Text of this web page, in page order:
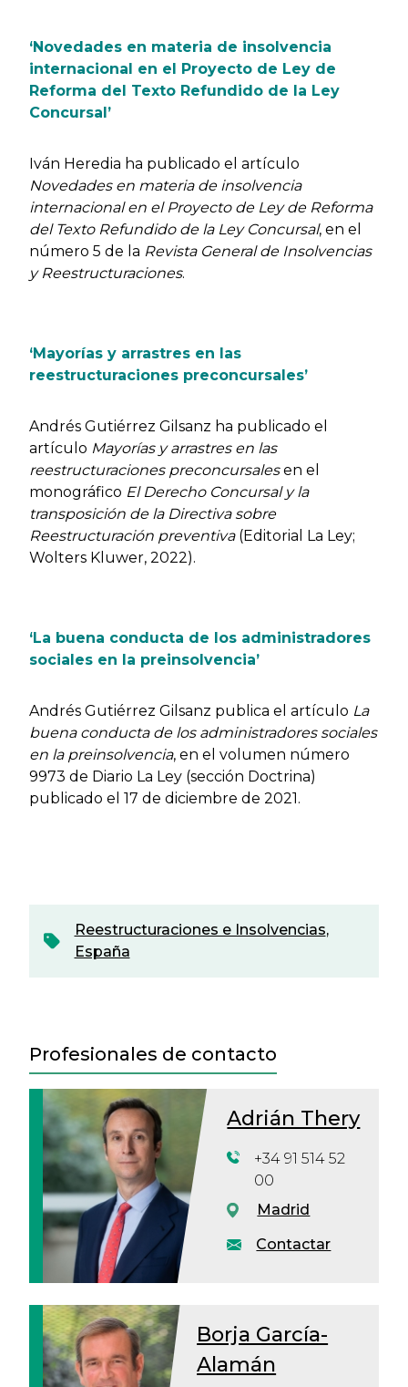
‘Novedades en materia de insolvencia
internacional en el Proyecto de Ley de
Reforma del Texto Refundido de la Ley
Concursal’
Iván Heredia ha publicado el artículo
Novedades en materia de insolvencia
internacional en el Proyecto de Ley de Reforma
del Texto Refundido de la Ley Concursal, en el
número 5 de la Revista General de Insolvencias
y Reestructuraciones.
‘Mayorías y arrastres en las
reestructuraciones preconcursales’
Andrés Gutiérrez Gilsanz ha publicado el
artículo Mayorías y arrastres en las
reestructuraciones preconcursalesen el
monográfico El Derecho Concursal y la
transposición de la Directiva sobre
Reestructuración preventiva (Editorial La Ley;
Wolters Kluwer, 2022).
‘La buena conducta de los administradores
sociales en la preinsolvencia’
Andrés Gutiérrez Gilsanz publica el artículo La
buena conducta de los administradores sociales
en la preinsolvencia, en el volumen número
9973 de Diario La Ley (sección Doctrina)
publicado el 17 de diciembre de 2021.
Reestructuraciones e Insolvencias,
España
Profesionales de contacto
Adrián Thery
Contactar
+34 91 514 52
00
Madrid
Borja García-
Alamán